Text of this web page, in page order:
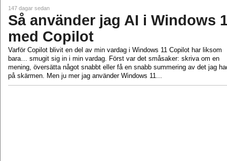
147 dagar sedan
Så använder jag AI i Windows
med Copilot
Varför Copilot blivit en del av min vardag i Windows 11 Copilot har liksom
bara… smugit sig in i min vardag. Först var det småsaker: skriva om en
mening, översätta något snabbt eller få en snabb summering av det jag
på skärmen. Men ju mer jag använder Windows 11...